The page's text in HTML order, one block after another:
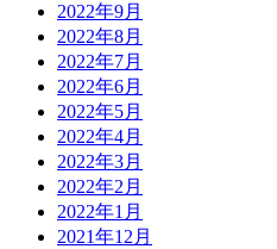
2022年9月
2022年8月
2022年7月
2022年6月
2022年5月
2022年4月
2022年3月
2022年2月
2022年1月
2021年12月